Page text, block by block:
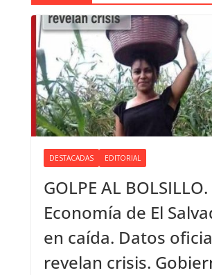
DESTACADAS EDITORIAL
GOLPE AL BOLSILLO.
Economía de El
en caída. Datos
revelan crisis.